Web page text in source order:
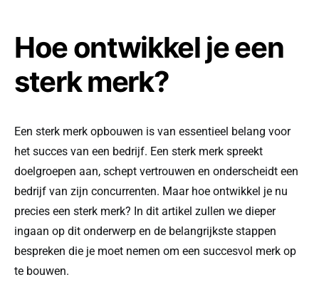
Hoe ontwikkel je een
sterk merk?
Een sterk merk opbouwen is van essentieel belang voor
het succes van een bedrijf. Een sterk merk spreekt
doelgroepen aan, schept vertrouwen en onderscheidt een
bedrijf van zijn concurrenten. Maar hoe ontwikkel je nu
precies een sterk merk? In dit artikel zullen we dieper
ingaan op dit onderwerp en de belangrijkste stappen
bespreken die je moet nemen om een succesvol merk op
te bouwen.